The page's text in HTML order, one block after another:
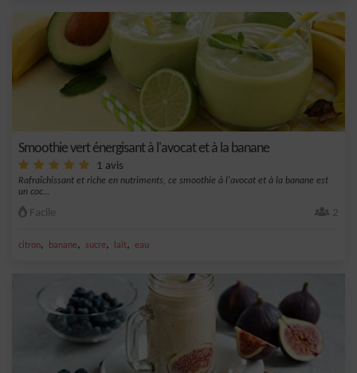
Smoothie vert énergisant à l'avocat et à la banane
1 avis
Rafraîchissant et riche en nutriments, ce smoothie à l'avocat et à la banane est
un coc...
Facile 2
citron, banane, sucre, lait, eau